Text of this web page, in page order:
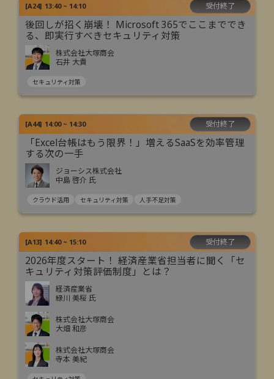
[A24] 13:40 ~ 14:10 受付終了
後回しが招く崩壊！ Microsoft 365でここまででき
る、即実行すべきセキュリティ対策
株式会社大塚商会
石井 大貴
セキュリティ対策
[A44] 14:00 ~ 14:30 受付終了
「Excel台帳はもう限界！」増えるSaaSを効率管理
する次の一手
ジョーシス株式会社
中島 啓介 氏
クラウド活用 セキュリティ対策 人手不足対策
[A13] 14:40 ~ 15:10 受付終了
2026年度スタート！ 経済産業省担当者に聞く「セ
キュリティ対策評価制度」とは？
経済産業省
緑川 美桜 氏
株式会社大塚商会
大畑 和彦
株式会社大塚商会
寺本 美紀